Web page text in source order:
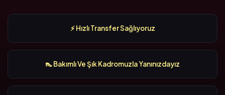
⚡ Hızlı Transfer Sağlıyoruz
👠 Bakımlı Ve Şık Kadromuzla Yanınızdayız